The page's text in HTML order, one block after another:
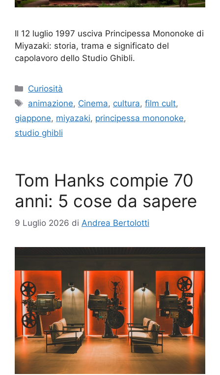
Il 12 luglio 1997 usciva Principessa Mononoke di
Miyazaki: storia, trama e significato del
capolavoro dello Studio Ghibli.
Categorie
Curiosità
Tag
animazione, Cinema, cultura,film cult,
giappone, miyazaki, principessa mononoke,
studio ghibli
Tom Hanks compie 70
anni: 5 cose da sapere
9 Luglio 2026 di Andrea Bertolotti